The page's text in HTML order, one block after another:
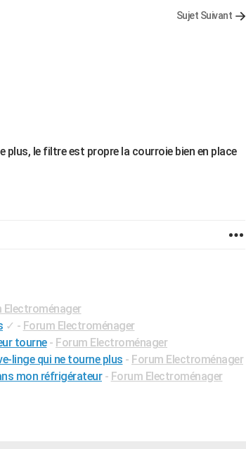
Sujet Suivant
plus, le filtre est propre la courroie bien en place
Electroménager
✓ - Forum Electroménager
tourne - Forum Electroménager
linge qui ne tourne plus - Forum Electroménager
mon réfrigérateur - Forum Electroménager